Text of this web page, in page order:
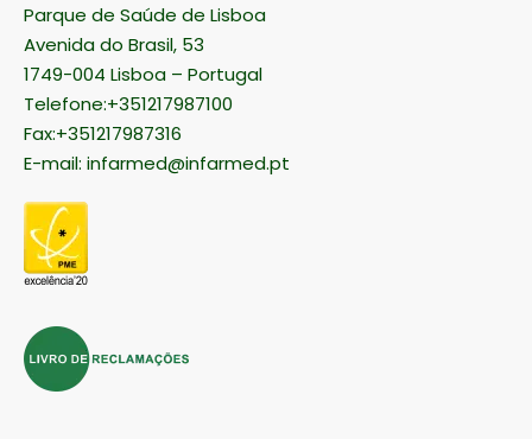
Parque de Saúde de Lisboa
Avenida do Brasil, 53
1749-004 Lisboa – Portugal
Telefone:+351217987100
Fax:+351217987316
E-mail: infarmed@infarmed.pt